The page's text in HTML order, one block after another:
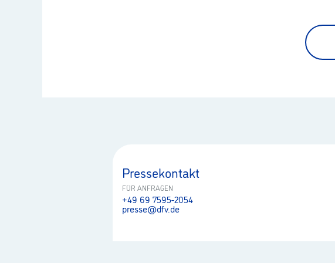
Pressekontakt
FÜR ANFRAGEN
+49 69 7595-2054
presse@dfv.de